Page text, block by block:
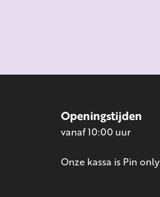
Openingstijden
vanaf 10:00 uur
Onze kassa is Pin only